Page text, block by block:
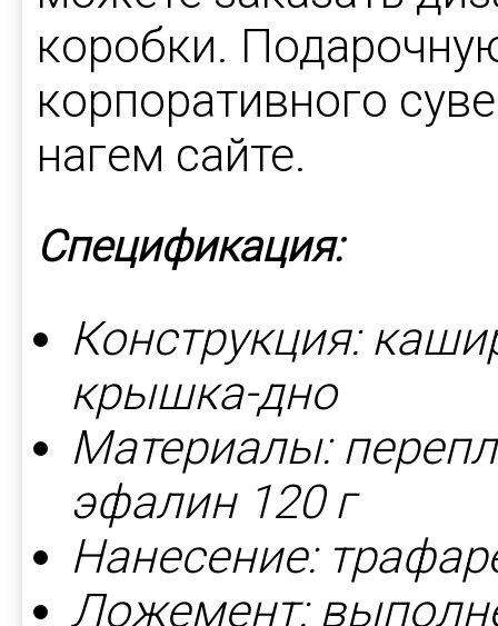
коробки.
корпоративного
нагем сайте.
Спецификация:
Конструкция:
крышка-дно
Материалы:
эфалин 120 г
Нанесение:
Ложемент: